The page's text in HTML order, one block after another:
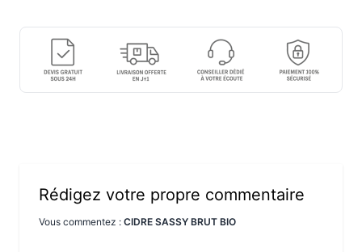
Rédigez votre propre commentaire
Vous commentez : CIDRE SASSY BRUT BIO